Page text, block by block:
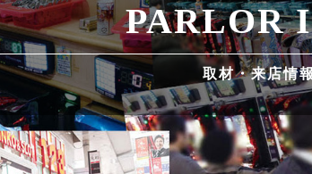
PARLOR
取材・来店情報